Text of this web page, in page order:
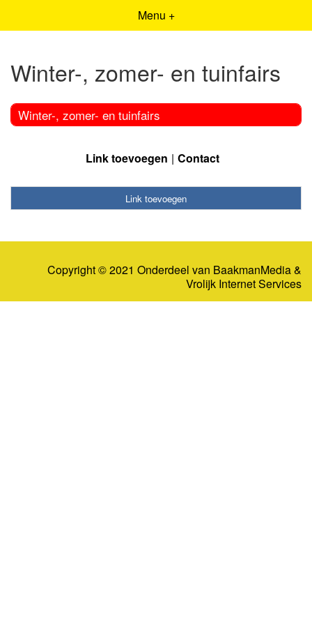
Menu +
Winter-, zomer- en tuinfairs
Winter-, zomer- en tuinfairs
Link toevoegen Contact
Link toevoegen
Copyright © 2021 Onderdeel van BaakmanMedia&
Vrolijk Internet Services